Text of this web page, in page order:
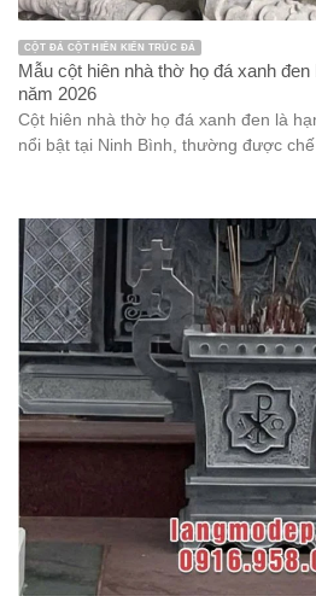
CỘT ĐÁ CỘT HIÊN KIẾN TRÚC ĐÁ
Mẫu cột hiên nhà thờ họ đá xanh
năm 2026
Cột hiên nhà thờ họ đá xanh đen là
nổi bật tại Ninh Bình, thường được chế